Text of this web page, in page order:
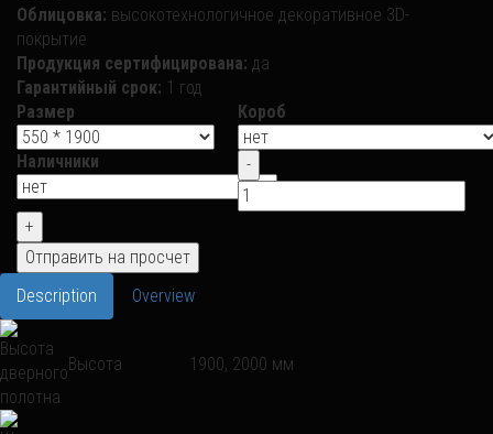
Облицовка: высокотехнологичное декоративное 3D-
покрытие
Продукция сертифицирована: да
Гарантийный срок: 1 год
Размер
Короб
Наличники
Description Overview
Высота 1900, 2000 мм